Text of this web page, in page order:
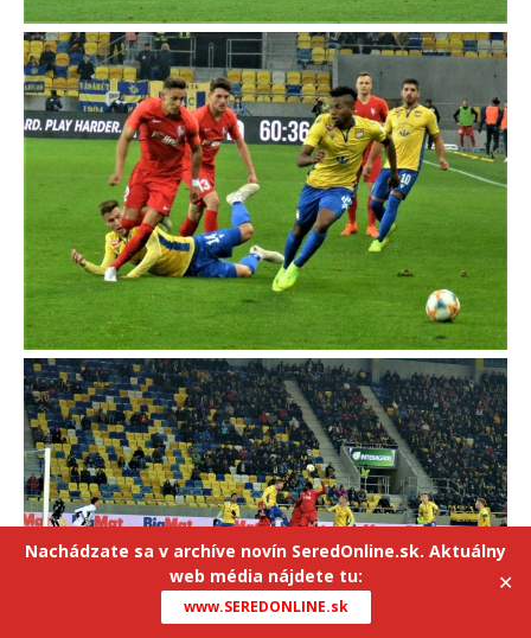
Nachádzate sa v archíve novín SeredOnline.sk. Aktuálny
web média nájdete tu:
www.SEREDONLINE.sk
✕